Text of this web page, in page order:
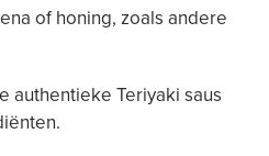
of honing, zoals andere
authentieke Teriyaki saus